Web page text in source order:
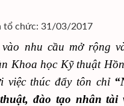
tổ chức: 31/03/2017
nhu cầu mở rộng
Khoa học Kỹ thuật
việc thúc đẩy tôn chỉ
đào tạo nhân tài